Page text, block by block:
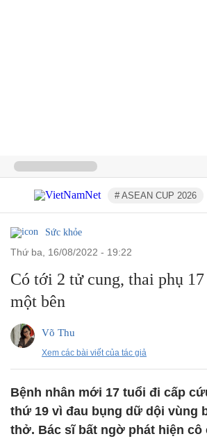
# ASEAN CUP 2026
Sức khỏe
thứ ba, 16/08/2022 - 19:22
Có tới 2 tử cung, thai phụ
một bên
Võ Thu
Xem các bài viết của tác giả
Bệnh nhân mới 17 tuổi đi cấp
thứ 19 vì đau bụng dữ dội vùng
thở. Bác sĩ bất ngờ phát hiện cô